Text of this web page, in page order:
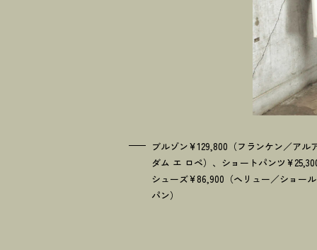
ブルゾン¥129,800（フランケン／ア
ダム エ ロペ）、ショートパンツ
シューズ¥86,900（ヘリュー／ショー
パン）